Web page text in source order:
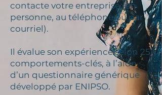
contacte votre entreprise (en
personne, au téléphone ou par
courriel).
Il évalue son expérience selon 25
comportements-clés, à l’aide
d’un questionnaire générique
développé par ENIPSO.